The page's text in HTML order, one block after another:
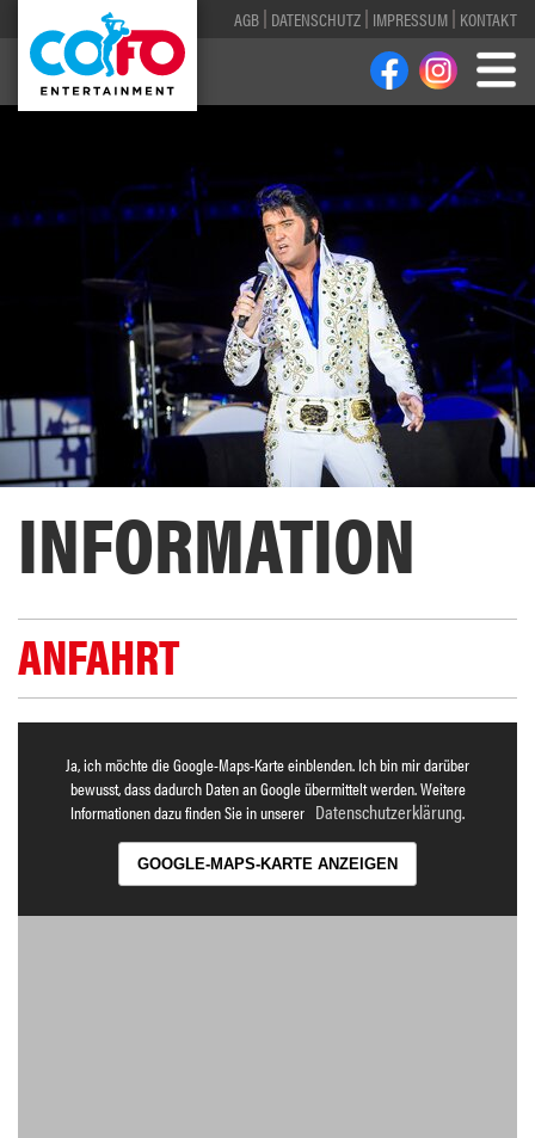
AGB DATENSCHUTZ IMPRESSUM KONTAKT
INFORMATION
ANFAHRT
Ja, ich möchte die Google-Maps-Karte einblenden. Ich bin mir darüber
bewusst, dass dadurch Daten an Google übermittelt werden. Weitere
Informationen dazu finden Sie in unserer Datenschutzerklärung.
GOOGLE-MAPS-KARTE ANZEIGEN